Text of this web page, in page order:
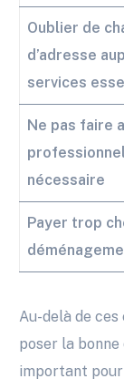
Oublier de
d’adresse
services
Ne pas faire
nécessaire
Payer trop
Au-delà de
poser la bonne
important pour